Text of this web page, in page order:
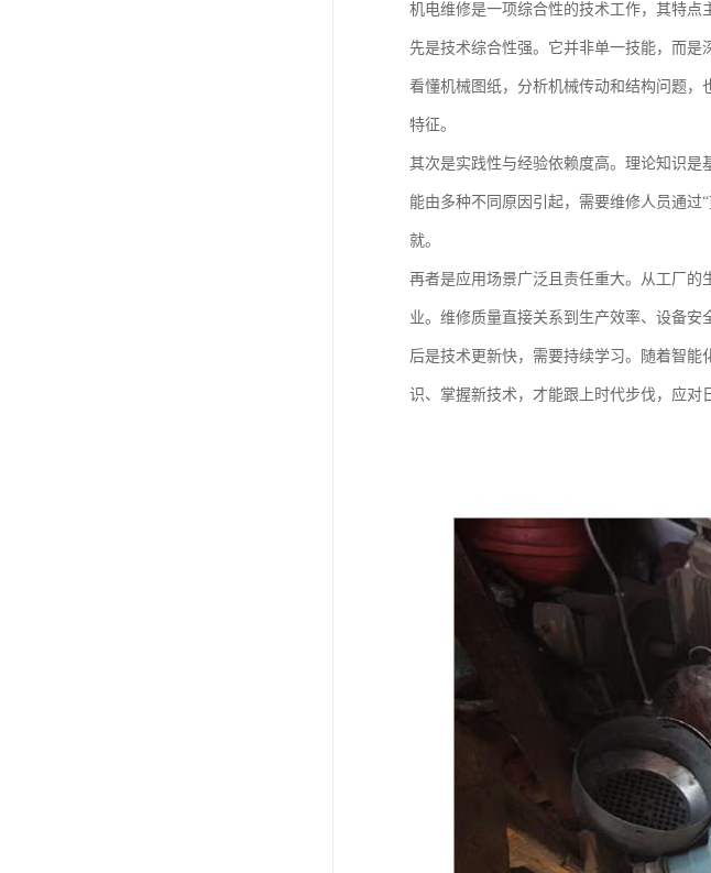
机电维修是一项综合性的技术工作，其特点
先是技术综合性强。它并非单一技能，而
看懂机械图纸，分析机械传动和结构问题
特征。
其次是实践性与经验依赖度高。理论知识是
能由多种不同原因引起，需要维修人员通过
就。
再者是应用场景广泛且责任重大。从工厂
业。维修质量直接关系到生产效率、设备安
后是技术更新快，需要持续学习。随着智
识、掌握新技术，才能跟上时代步伐，应对